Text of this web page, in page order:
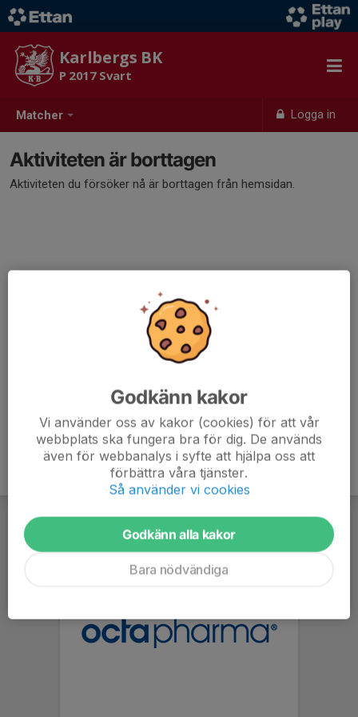
Matcher Logga in
Karlbergs BK
P 2017 Svart
Aktiviteten är borttagen
Aktiviteten du försöker nå är borttagen från hemsidan.
Godkänn kakor
Vi använder oss av kakor (cookies) för att vår
webbplats ska fungera bra för dig. De används
även för webbanalys i syfte att hjälpa oss att
förbättra våra tjänster.
Så använder vi cookies
Godkänn alla kakor
Bara nödvändiga